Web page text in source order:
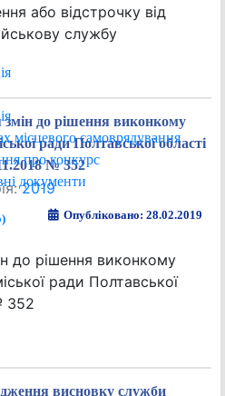
місцевого самоврядування
про конкурс
документи
або відстрочку від
службу
до рішення виконкому
ради Полтавської області
№ 352
2019
Опубліковано: 28.02.2019
до рішення виконкому
ради Полтавської
352
висновку служби